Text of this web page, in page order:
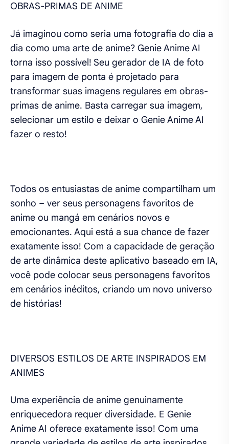
OBRAS-PRIMAS DE ANIME
Já imaginou como seria uma fotografia do dia a
dia como uma arte de anime? Genie Anime AI
torna isso possível! Seu gerador de IA de foto
para imagem de ponta é projetado para
transformar suas imagens regulares em obras-
primas de anime. Basta carregar sua imagem,
selecionar um estilo e deixar o Genie Anime AI
fazer o resto!
Todos os entusiastas de anime compartilham um
sonho – ver seus personagens favoritos de
anime ou mangá em cenários novos e
emocionantes. Aqui está a sua chance de fazer
exatamente isso! Com a capacidade de geração
de arte dinâmica deste aplicativo baseado em IA,
você pode colocar seus personagens favoritos
em cenários inéditos, criando um novo universo
de histórias!
DIVERSOS ESTILOS DE ARTE INSPIRADOS EM
ANIMES
Uma experiência de anime genuinamente
enriquecedora requer diversidade. E Genie
Anime AI oferece exatamente isso! Com uma